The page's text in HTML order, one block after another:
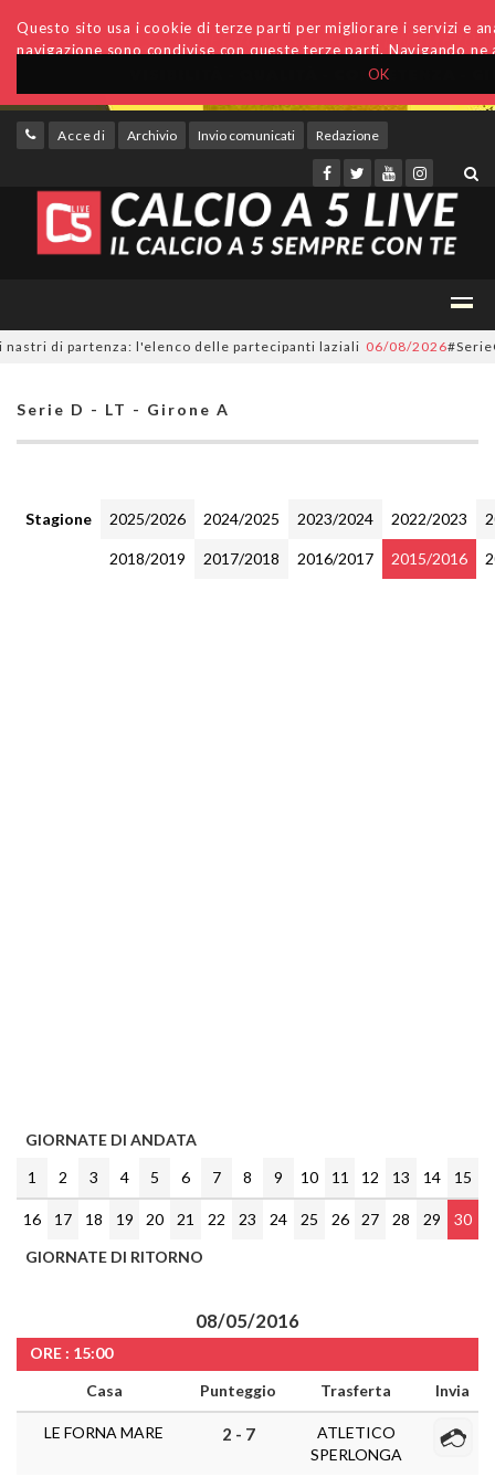
OK
Questo sito usa i cookie di terze parti per migliorare i servizi e
navigazione sono condivise con queste terze parti. Navigando
Accedi Archivio Invio comunicati Redazione
di partenza: l'elenco delle partecipanti laziali 06/08/2026
Serie D - LT - Girone A
Stagione 2025/2026 2024/2025 2023/2024 2022/2023
2018/2019 2017/2018 2016/2017 2015/2016
GIORNATE DI ANDATA
1
2 3 4 5 6 7 8 9 10 11 12 13 14 15
16 17 18 19 20 21 22 23 24 25 26 27 28 29
30
GIORNATE DI RITORNO
08/05/2016
ORE : 15:00
Casa
Punteggio Trasferta Invia
LE FORNA MARE 2 - 7
ATLETICO
SPERLONGA